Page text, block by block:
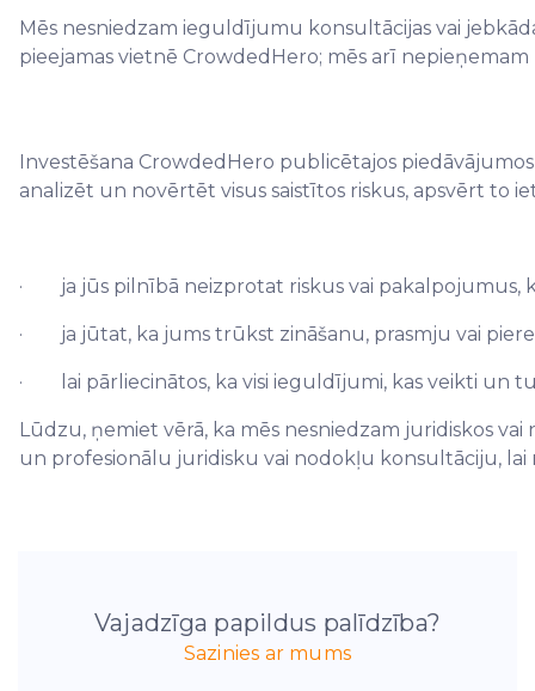
Mēs nesniedzam ieguldījumu konsultācijas vai
pieejamas vietnē CrowdedHero; mēs arī
Investēšana CrowdedHero publicētajos
analizēt un novērtēt visus saistītos riskus, apsvērt to
· ja jūs pilnībā neizprotat riskus vai pakalpojumus,
· ja jūtat, ka jums trūkst zināšanu, prasmju vai
· lai pārliecinātos, ka visi ieguldījumi, kas veikti un
Lūdzu, ņemiet vērā, ka mēs nesniedzam juridiskos
un profesionālu juridisku vai nodokļu konsultāciju,
Vajadzīga papildus palīdzība?
Sazinies ar mums